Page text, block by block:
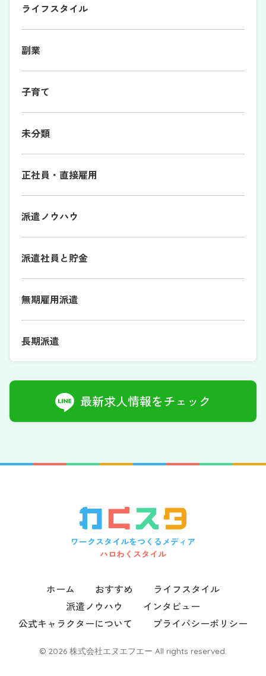
ライフスタイル
副業
子育て
未分類
正社員・直接雇用
派遣ノウハウ
派遣社員と貯金
無期雇用派遣
長期派遣
最新求人情報をチェック
ワークスタイルをつくるメディア
ハロわくスタイル
ホーム おすすめ
ライフスタイル
派遣ノウハウ
インタビュー
公式キャラクターについて
プライバシーポリシー
© 2026 株式会社エヌエフエー All rights reserved.